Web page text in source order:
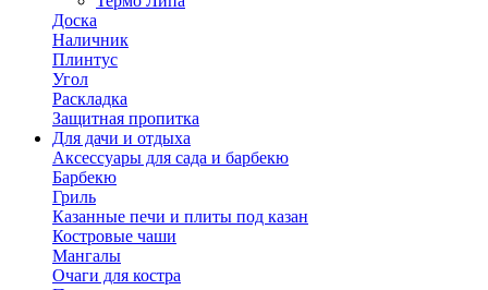
Доска
Наличник
Плинтус
Угол
Раскладка
Защитная пропитка
Для дачи и отдыха
Аксессуары для сада и барбекю
Барбекю
Гриль
Казанные печи и плиты под казан
Костровые чаши
Мангалы
Очаги для костра